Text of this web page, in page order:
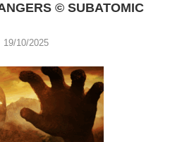
© SUBATOMIC
19/10/2025